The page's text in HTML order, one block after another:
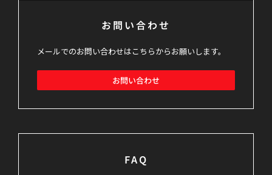
お問い合わせ
メールでのお問い合わせはこちらからお願いします。
お問い合わせ
FAQ